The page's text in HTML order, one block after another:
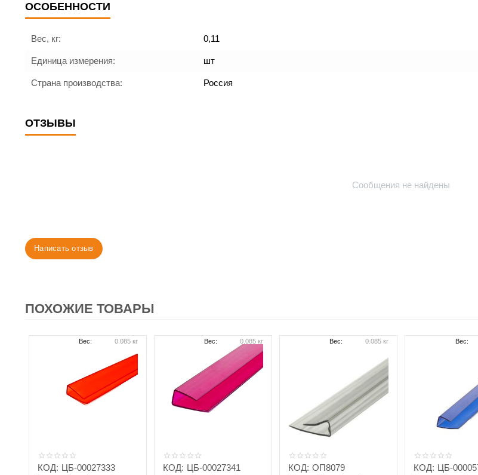
ОСОБЕННОСТИ
Вес, кг: 0,11
Единица измерения: шт
Страна производства: Россия
ОТЗЫВЫ
Сообщения не найдены
Написать отзыв
ПОХОЖИЕ ТОВАРЫ
КОД: ЦБ-00027333
Вес: 0.085 кг
КОД: ЦБ-00027341
Вес: 0.085 кг
КОД: ОП8079
Вес: 0.085 кг
КОД: ЦБ-
Вес: